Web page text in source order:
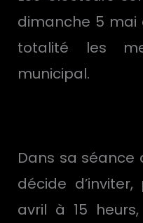
dimanche 5 mai
totalité les
municipal.
Dans sa séance
décide
avril à 15